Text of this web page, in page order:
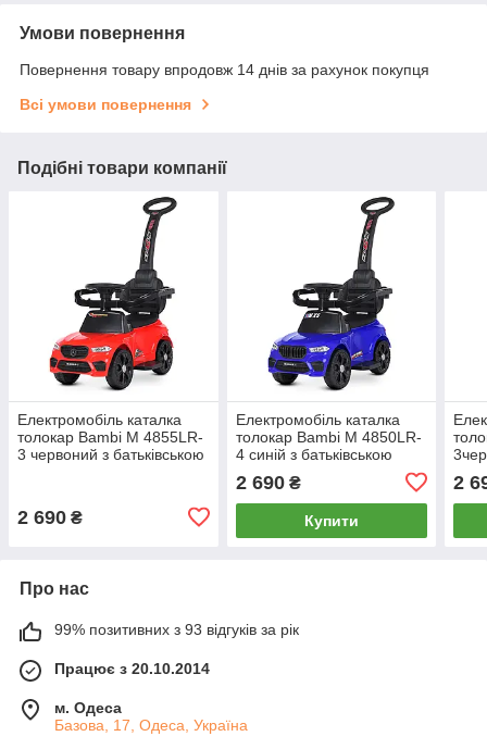
Умови повернення
Повернення товару впродовж 14 днів за рахунок покупця
Всі умови повернення
Подібні товари компанії
Електромобіль каталка
толокар Bambi M 4855LR-
3 червоний з батьківською
2 690 ₴
Електромобіль каталка
толокар Bambi M 4850LR-
4 синій з батьківською
2 690₴
Купити
2
Про нас
99% позитивних з 93 відгуків за рік
Працює з 20.10.2014
м. Одеса
Базова, 17, Одеса, Україна